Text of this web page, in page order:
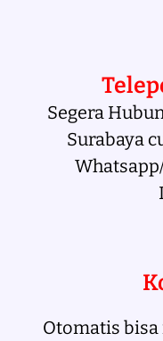
Segera
Surabaya
Otomatis